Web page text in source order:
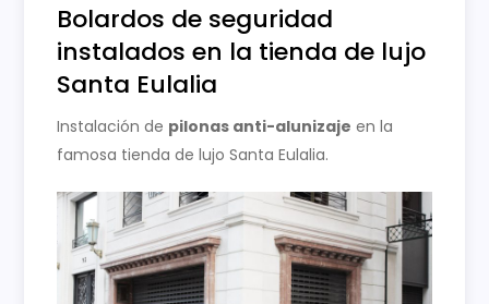
Bolardos de seguridad
instalados en la tienda de lujo
Santa Eulalia
Instalación de pilonas anti-alunizaje en la
famosa tienda de lujo Santa Eulalia.